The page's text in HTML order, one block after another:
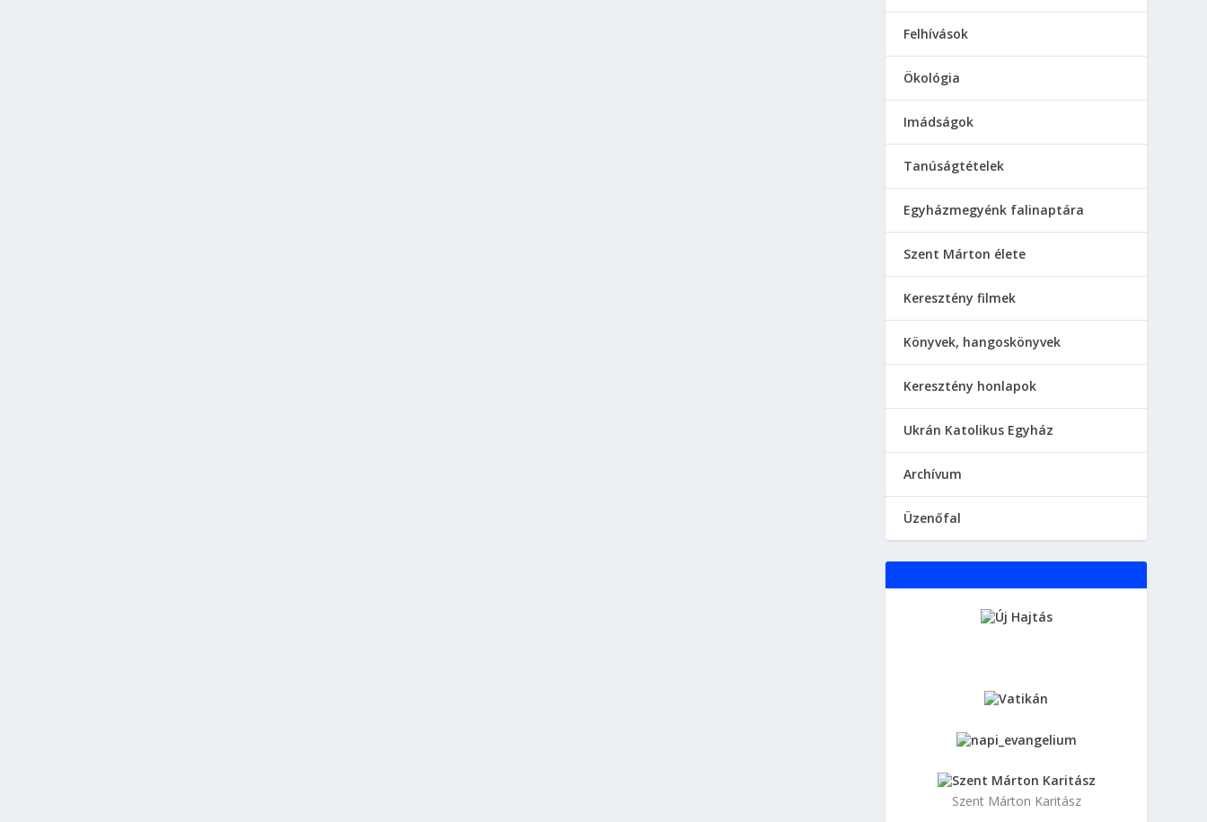
Felhívások
Ökológia
Imádságok
Tanúságtételek
Egyházmegyénk falinaptára
Szent Márton élete
Keresztény filmek
Könyvek, hangoskönyvek
Keresztény honlapok
Ukrán Katolikus Egyház
Аrchívum
Üzenőfal
Szent Márton Karitász